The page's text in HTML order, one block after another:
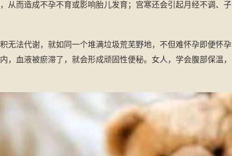
从而造成不孕不育或影响胎儿发育；宫寒还会引起月经不调、子
无法代谢，就如同一个堆满垃圾荒芜野地，不但难怀孕即便怀孕
血液被瘀滞了，就会形成顽固性便秘。女人，学会腹部保温，